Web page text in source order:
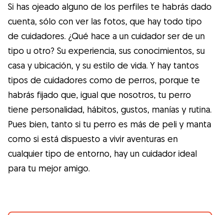
fuera un miembro más de su familia! Todas
las reservas incluyen Cobertura Veterinaria
y cancelación gratuíta
Descubre Gudog
Si has ojeado alguno de los perfiles te habrás dado
cuenta, sólo con ver las fotos, que hay todo tipo
de cuidadores. ¿Qué hace a un cuidador ser de un
tipo u otro? Su experiencia, sus conocimientos, su
casa y ubicación, y su estilo de vida. Y hay tantos
tipos de cuidadores como de perros, porque te
habrás fijado que, igual que nosotros, tu perro
tiene personalidad, hábitos, gustos, manías y rutina.
Pues bien, tanto si tu perro es más de peli y manta
como si está dispuesto a vivir aventuras en
cualquier tipo de entorno, hay un cuidador ideal
para tu mejor amigo.